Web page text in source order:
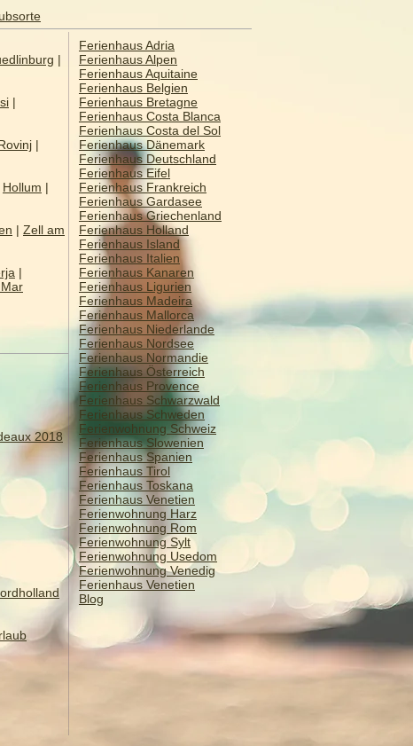
beliebtes
|
|
|
Hollum |
| Zell am
|
2018
Ferienhaus Adria
Ferienhaus Alpen
Ferienhaus Aquitaine
Ferienhaus Belgien
Ferienhaus Bretagne
Ferienhaus Costa Blanca
Ferienhaus Costa del Sol
Ferienhaus Dänemark
Ferienhaus Deutschland
Ferienhaus Eifel
Ferienhaus Frankreich
Ferienhaus Gardasee
Ferienhaus Griechenland
Ferienhaus Holland
Ferienhaus Island
Ferienhaus Italien
Ferienhaus Kanaren
Ferienhaus Ligurien
Ferienhaus Madeira
Ferienhaus Mallorca
Ferienhaus Niederlande
Ferienhaus Nordsee
Ferienhaus Normandie
Ferienhaus Österreich
Ferienhaus Provence
Ferienhaus Schwarzwald
Ferienhaus Schweden
Ferienwohnung Schweiz
Ferienhaus Slowenien
Ferienhaus Spanien
Ferienhaus Tirol
Ferienhaus Toskana
Ferienhaus Venetien
​​Ferienwohnung Harz
Ferienwohnung Rom
Ferienwohnung Sylt
Ferienwohnung Usedom
Ferienwohnung Venedig
Ferienhaus Venetien
Blog